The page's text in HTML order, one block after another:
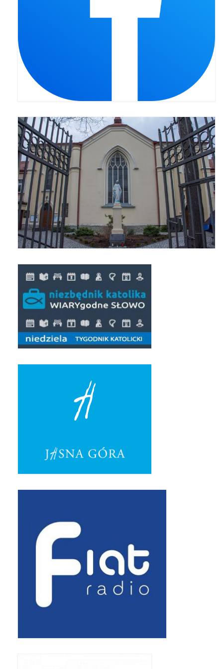
Pierwsza Komunia Św. – Gr 2
Galerie 2021
Pasterka 2021
Odpust 2021
Kościół Stacyjny Wielkiego Postu 2021
Pierwsza Komunia Święta
Pierwsza Komunia Święta – Grupa 1
Pierwsza Komunia Święta – Grupa 2
Pierwsza Komunia Święta – Grupa 3
Boże Ciało
Galerie 2020
Uroczystość Św. Jakuba Apostoła 2020
Wizytacja Kanoniczna 21.06.2020
GODZINA ŚWIĘTA W ŚWIĘTO
MIŁOSIERDZIA BOŻEGO
Opłatek Wspólnot Parafialnych
Pasterka 2019
Uroczystość Św. Jakuba Ap 2019
Boże Ciało – 20 czerwca 2019
Pierwsza Komunia Święta 2019
Imieniny Ks Kanonika
Wigilia Paschalna 2019